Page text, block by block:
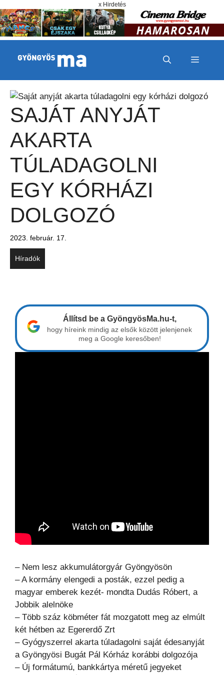
x Hirdetés
MENÜ
SAJÁT ANYJÁT
AKARTA
TÚLADAGOLNI
EGY KÓRHÁZI
DOLGOZÓ
2023. február. 17.
Híradók
Állítsd be a GyöngyösMa.hu-t,
hogy híreink mindig az elsők között jelenjenek
meg a Google keresőben!
– Nem lesz akkumulátorgyár Gyöngyösön
– A kormány elengedi a posták, ezzel pedig a
magyar emberek kezét- mondta Dudás Róbert, a
Jobbik alelnöke
– Több száz köbméter fát mozgatott meg az elmúlt
két hétben az Egererdő Zrt
– Gyógyszerrel akarta túladagolni saját édesanyját
a Gyöngyösi Bugát Pál Kórház korábbi dolgozója
– Új formátumú, bankkártya méretű jegyeket